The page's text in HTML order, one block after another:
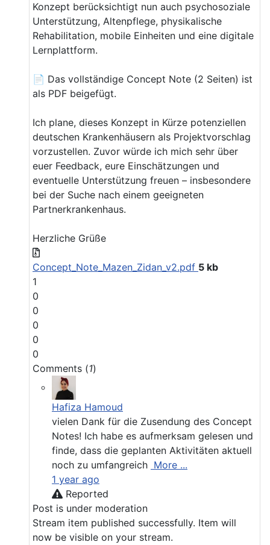
Konzept berücksichtigt nun auch psychosoziale
Unterstützung, Altenpflege, physikalische
Rehabilitation, mobile Einheiten und eine digitale
Lernplattform.
📄 Das vollständige Concept Note (2 Seiten) ist
als PDF beigefügt.
Ich plane, dieses Konzept in Kürze potenziellen
deutschen Krankenhäusern als Projektvorschlag
vorzustellen. Zuvor würde ich mich sehr über
euer Feedback, eure Einschätzungen und
eventuelle Unterstützung freuen – insbesondere
bei der Suche nach einem geeigneten
Partnerkrankenhaus.
Herzliche Grüße
Concept_Note_Mazen_Zidan_v2.pdf 5 kb
1
0
0
0
0
0
Comments (1)
Hafiza Hamoud
vielen Dank für die Zusendung des Concept
Notes! Ich habe es aufmerksam gelesen und
finde, dass die geplanten Aktivitäten aktuell
noch zu umfangreich More ...
1 year ago
Reported
Post is under moderation
Stream item published successfully. Item will
now be visible on your stream.